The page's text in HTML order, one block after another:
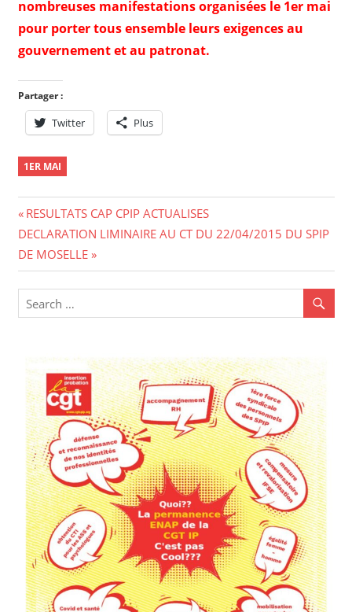
nombreuses manifestations organisées le 1er mai
pour porter tous ensemble leurs exigences au
gouvernement et au patronat.
Partager :
Twitter Plus
1ER MAI
Navigation
de
l’article
Previous
Post:
RESULTATS CAP CPIP ACTUALISES
Next
Post:
DECLARATION LIMINAIRE AU CT DU 22/04/2015 DU SPIP
DE MOSELLE